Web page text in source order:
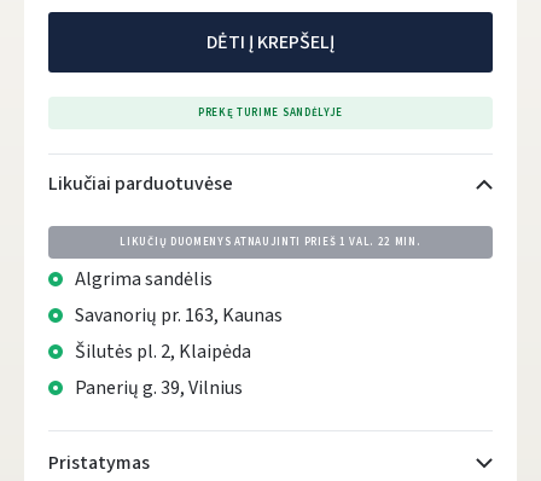
DĖTI Į KREPŠELĮ
PREKĘ TURIME SANDĖLYJE
Likučiai parduotuvėse
LIKUČIŲ DUOMENYS ATNAUJINTI PRIEŠ 1 VAL. 22 MIN.
Algrima sandėlis
Savanorių pr. 163, Kaunas
Šilutės pl. 2, Klaipėda
Panerių g. 39, Vilnius
Pristatymas